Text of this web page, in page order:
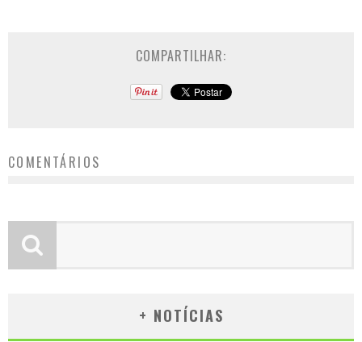
COMPARTILHAR:
COMENTÁRIOS
+ NOTÍCIAS